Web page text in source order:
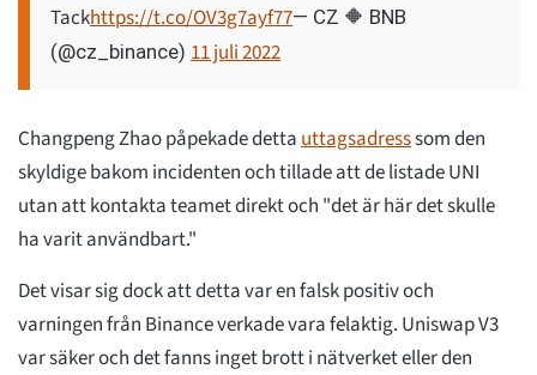
Tackhttps://t.co/OV3g7ayf77— CZ 🔶 BNB
(@cz_binance) 11 juli 2022
Changpeng Zhao påpekade dettauttagsadresssom den
skyldige bakom incidenten och tillade att de listade UNI
utan att kontakta teamet direkt och "det är här det skulle
ha varit användbart."
Det visar sig dock att detta var en falsk positiv och
varningen från Binance verkade vara felaktig. Uniswap V3
var säker och det fanns inget brott i nätverket eller den